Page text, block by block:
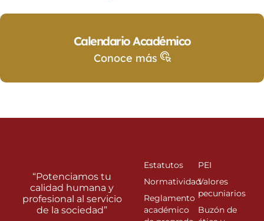
Calendario Académico
Conoce más
“Potenciamos tu
calidad humana y
profesional al servicio
de la sociedad”
Estatutos
Normatividad
Reglamento
académico
PEI
Valores
pecuniarios
Buzón de